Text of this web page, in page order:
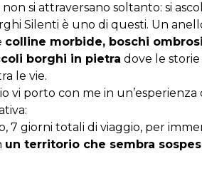
si attraversano soltanto: si
Silenti è uno di questi. Un
colline morbide, boschi
borghi in pietra dove le
le vie.
vi porto con me in un’esperienza
7 giorni totali di viaggio, per
un territorio che sembra